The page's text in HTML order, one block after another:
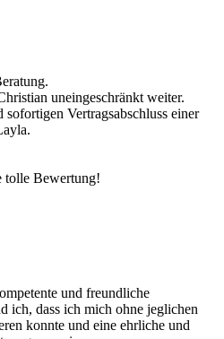
uneingeschränkt weiter.
Vertragsabschluss einer
tolle Bewertung!
und freundliche
ich, dass ich mich ohne jeglichen
konnte und eine ehrliche und